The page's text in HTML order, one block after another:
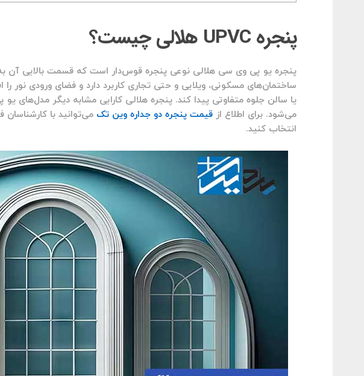
پنجره UPVC هلالی چیست؟
پنجره یو پی وی سی هلالی نوعی پنجره قوس‌دار است که قسمت بالایی آن
ساختمان‌های مسکونی، ویلایی و حتی تجاری کاربرد دارد و فضای ورودی
یا سالن جلوه متفاوتی پیدا کند. پنجره هلالی کارایی مشابه دیگر مدل‌های یو
می‌شود. برای اطلاع از قیمت پنجره دو جداره وین تک می‌توانید با
انتخاب کنید.